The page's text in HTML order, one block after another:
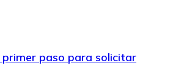
paso para solicitar